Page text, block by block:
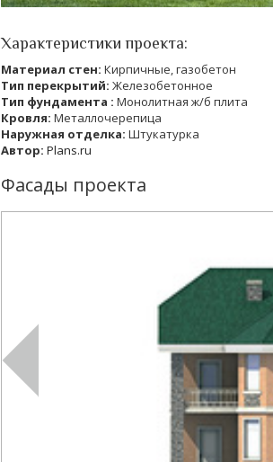
Характеристики проекта:
Материал стен: Кирпичные, газобетон
Тип перекрытий: Железобетонное
Тип фундамента : Монолитная ж/б плита
Кровля: Металлочерепица
Наружная отделка: Штукатурка
Автор: Plans.ru
Фасады проекта